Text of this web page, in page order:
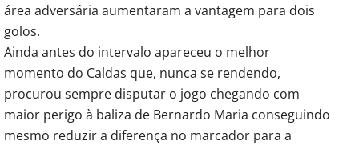
área adversária aumentaram a vantagem para dois
golos.
Ainda antes do intervalo apareceu o melhor
momento do Caldas que, nunca se rendendo,
procurou sempre disputar o jogo chegando com
maior perigo à baliza de Bernardo Maria conseguindo
mesmo reduzir a diferença no marcador para a